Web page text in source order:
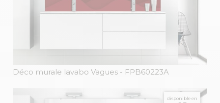
Déco murale lavabo Vagues - FPB60223A
disponible en